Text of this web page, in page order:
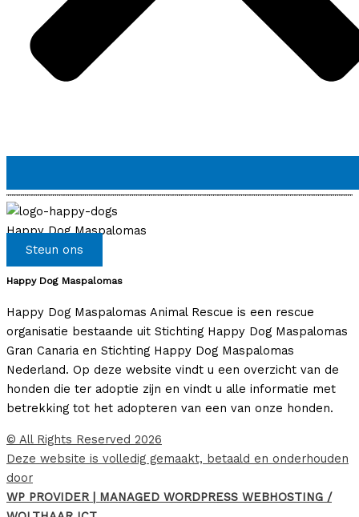
Happy Dog Maspalomas
Steun ons
Happy Dog Maspalomas
Happy Dog Maspalomas Animal Rescue is een rescue
organisatie bestaande uit Stichting Happy Dog Maspalomas
Gran Canaria en Stichting Happy Dog Maspalomas
Nederland. Op deze website vindt u een overzicht van de
honden die ter adoptie zijn en vindt u alle informatie met
betrekking tot het adopteren van een van onze honden.
© All Rights Reserved 2026
Deze website is volledig gemaakt, betaald en onderhouden
door
WP PROVIDER | MANAGED WORDPRESS WEBHOSTING /